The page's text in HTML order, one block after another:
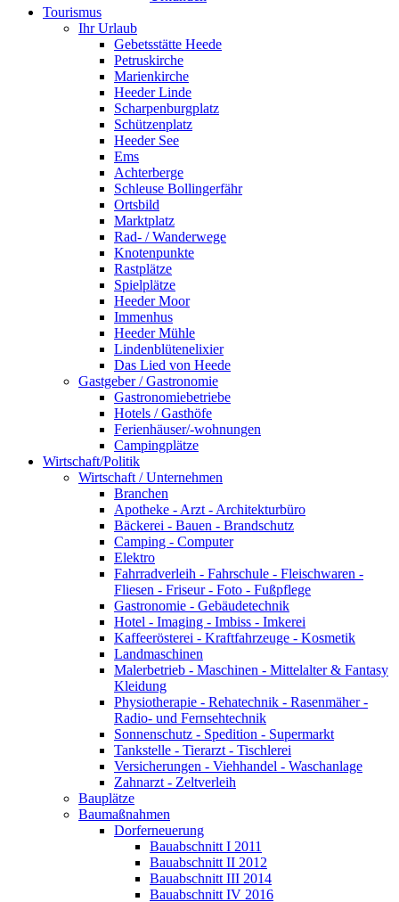
Tourismus
Ihr Urlaub
Gebetsstätte Heede
Petruskirche
Marienkirche
Heeder Linde
Scharpenburgplatz
Schützenplatz
Heeder See
Ems
Achterberge
Schleuse Bollingerfähr
Ortsbild
Marktplatz
Rad- / Wanderwege
Knotenpunkte
Rastplätze
Spielplätze
Heeder Moor
Immenhus
Heeder Mühle
Lindenblütenelixier
Das Lied von Heede
Gastgeber / Gastronomie
Gastronomiebetriebe
Hotels / Gasthöfe
Ferienhäuser/-wohnungen
Campingplätze
Wirtschaft/Politik
Wirtschaft / Unternehmen
Branchen
Apotheke - Arzt - Architekturbüro
Bäckerei - Bauen - Brandschutz
Camping - Computer
Elektro
Fahrradverleih - Fahrschule - Fleischwaren -
Fliesen - Friseur - Foto - Fußpflege
Gastronomie - Gebäudetechnik
Hotel - Imaging - Imbiss - Imkerei
Kaffeerösterei - Kraftfahrzeuge - Kosmetik
Landmaschinen
Malerbetrieb - Maschinen - Mittelalter & Fantasy
Kleidung
Physiotherapie - Rehatechnik - Rasenmäher -
Radio- und Fernsehtechnik
Sonnenschutz - Spedition - Supermarkt
Tankstelle - Tierarzt - Tischlerei
Versicherungen - Viehhandel - Waschanlage
Zahnarzt - Zeltverleih
Bauplätze
Baumaßnahmen
Dorferneuerung
Bauabschnitt I 2011
Bauabschnitt II 2012
Bauabschnitt III 2014
Bauabschnitt IV 2016